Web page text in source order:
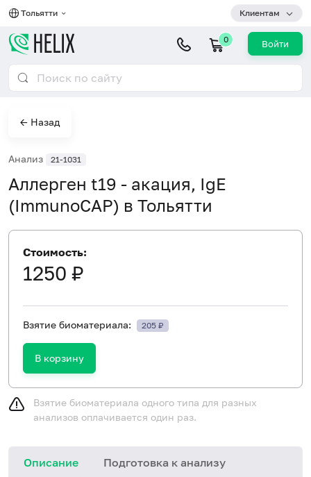
Тольятти Клиентам
0 Войти
← Назад
Анализ 21-1031
Аллерген t19 - акация, IgE
(ImmunoCAP) в Тольятти
Стоимость:
1250 ₽
Взятие биоматериала: 205 ₽
В корзину
Взятие биоматериала одного типа для разных
анализов оплачивается один раз.
Описание Подготовка к анализу